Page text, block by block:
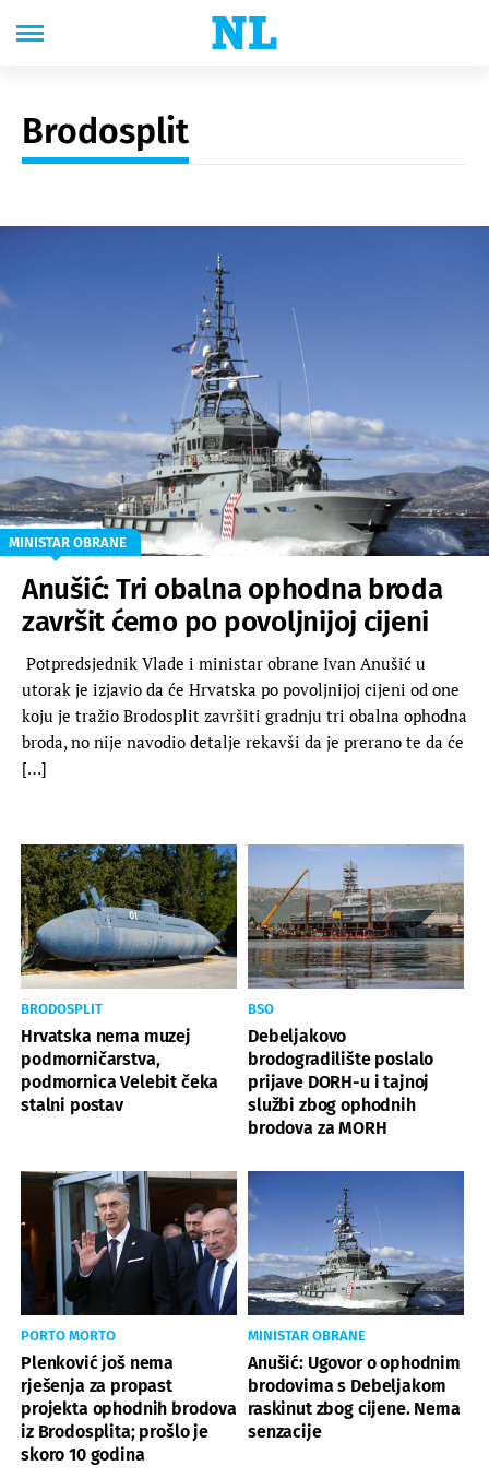
Brodosplit
MINISTAR OBRANE
Anušić: Tri obalna ophodna broda
završit ćemo po povoljnijoj cijeni
Potpredsjednik Vlade i ministar obrane Ivan Anušić u
utorak je izjavio da će Hrvatska po povoljnijoj cijeni od one
koju je tražio Brodosplit završiti gradnju tri obalna ophodna
broda, no nije navodio detalje rekavši da je prerano te da će
[…]
BRODOSPLIT
Hrvatska nema muzej
podmorničarstva,
podmornica Velebit čeka
stalni postav
BSO
Debeljakovo
brodogradilište poslalo
prijave DORH-u i tajnoj
službi zbog ophodnih
brodova za MORH
PORTO MORTO
Plenković još nema
rješenja za propast
projekta ophodnih brodova
iz Brodosplita; prošlo je
skoro 10 godina
MINISTAR OBRANE
Anušić: Ugovor o ophodnim
brodovima s Debeljakom
raskinut zbog cijene. Nema
senzacije